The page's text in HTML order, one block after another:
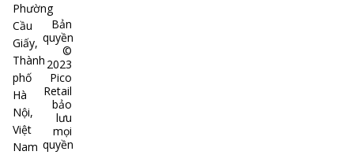
Phường
Cầu
Giấy,
Thành
phố
Hà
Nội,
Việt
Nam
Bản
quyền
©
2023
Pico
Retail
bảo
lưu
mọi
quyền